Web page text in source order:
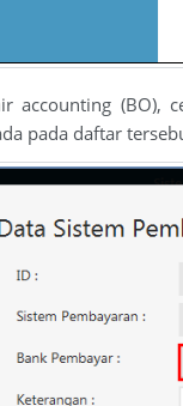
accounting (BO),
pada daftar